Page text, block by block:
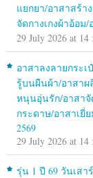
แยกยา/อาสาสร้า
จัดกางเกงผ้าอ้อม
29 July 2026 at 14
อาสาลงลายกระ
รู้บนผืนผ้า/อาสา
หนุนอุ่นรัก/อาสาจั
กระดาษ/อาสาเยี่
2569
29 July 2026 at 14
รุ่น 1 ปี 69 วันเส